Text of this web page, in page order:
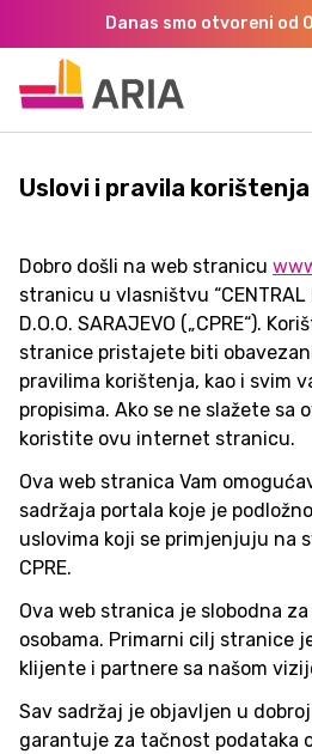
Danas smo otvoreni od
Uslovi i pravila korištenja
Dobro došli na web stranicu
stranicu u vlasništvu “CENTRAL
D.O.O. SARAJEVO („CPRE“).
stranice pristajete biti
pravilima korištenja, kao i svim
propisima. Ako se ne slažete sa
koristite ovu internet stranicu.
Ova web stranica Vam
sadržaja portala koje je
uslovima koji se primjenjuju na
CPRE.
Ova web stranica je slobodna
osobama. Primarni cilj stranice
klijente i partnere sa našom
Sav sadržaj je objavljen u
garantuje za tačnost podataka